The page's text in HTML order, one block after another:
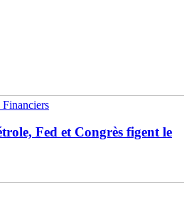
Financiers
Fed et Congrès figent le